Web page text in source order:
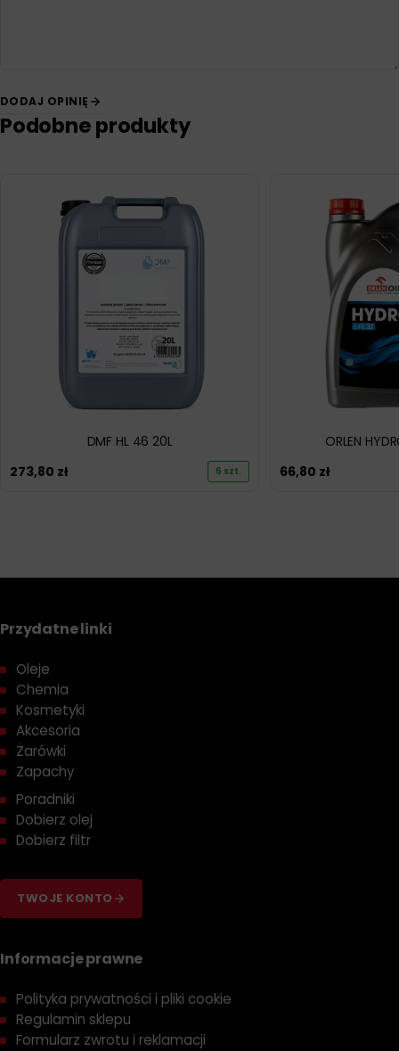
DODAJ OPINIĘ
Podobne produkty
DMF HL 46 20L
273,80 zł 6 szt.
ORLEN
66,80 zł
Przydatne linki
Oleje
Chemia
Kosmetyki
Akcesoria
Żarówki
Zapachy
Poradniki
Dobierz olej
Dobierz filtr
TWOJE KONTO
Informacje prawne
Polityka prywatności i pliki cookie
Regulamin sklepu
Formularz zwrotu i reklamacji